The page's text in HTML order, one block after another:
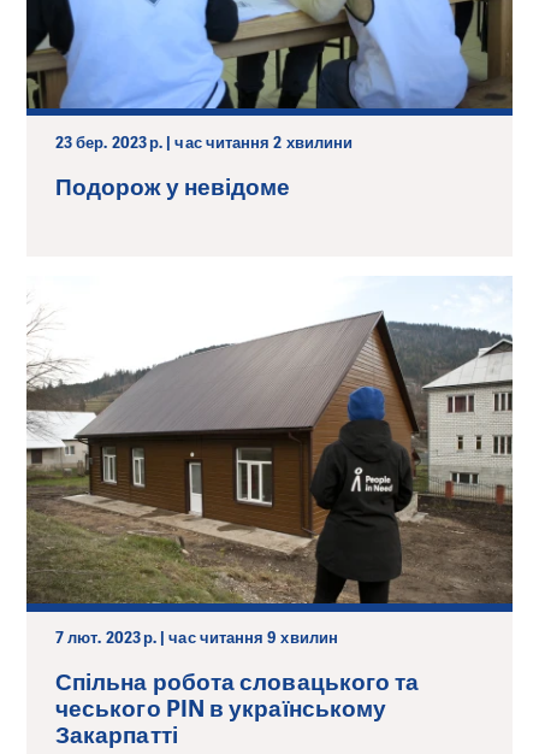
23 бер. 2023 р. | час читання 2 хвилини
Подорож у невідоме
7 лют. 2023 р. | час читання 9 хвилин
Спільна робота словацького та
чеського PIN в українському
Закарпатті